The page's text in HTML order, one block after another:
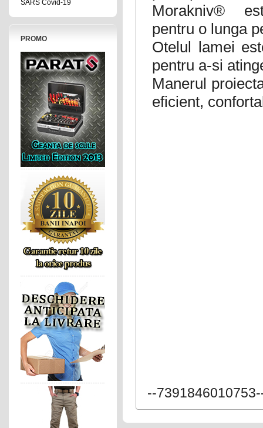
SARS Covid-19
PROMO
Morakniv®
pentru o lunga
Otelul lamei
pentru a-si
Manerul
eficient,
--